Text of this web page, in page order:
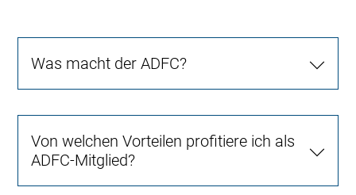
Was macht der ADFC?
Von welchen Vorteilen profitiere ich als
ADFC-Mitglied?